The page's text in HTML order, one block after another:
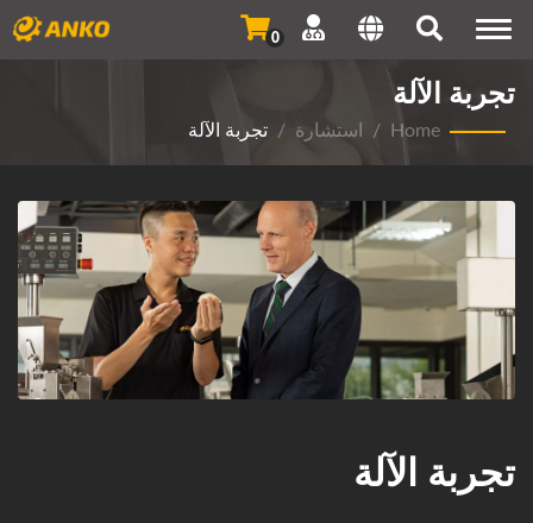
0
تجربة الآلة
Home
/ استشارة / تجربة الآلة
تجربة الآلة